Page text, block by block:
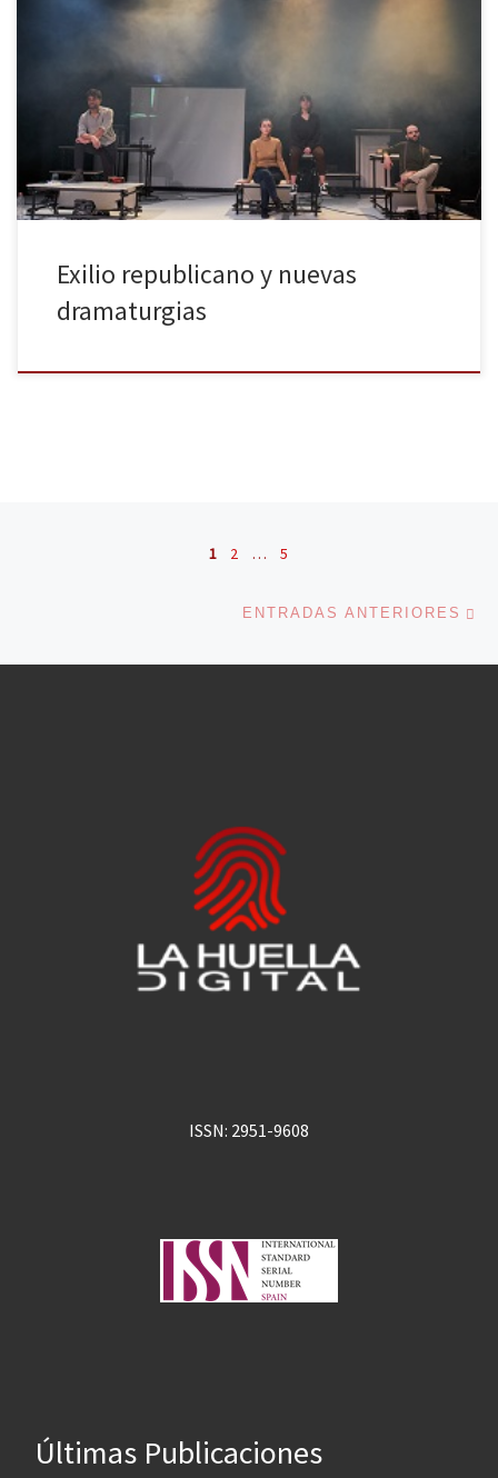
En el pasado año 2019 celebramos (aunque tal vez la palabra
“celebrar” sea un tanto desafortunada) el ochenta aniversario del
exilio republicano de 1939. Fueron numerosos los actos que se
organizaron a nivel internacional, y también bastantes los
espectáculos que pudieron verse relacionados, de un modo u
otro, con el […]
Exilio republicano y nuevas
dramaturgias
Navegación de entradas
1 2 … 5
ENTRADAS ANTERIORES
ISSN: 2951-9608
Últimas Publicaciones